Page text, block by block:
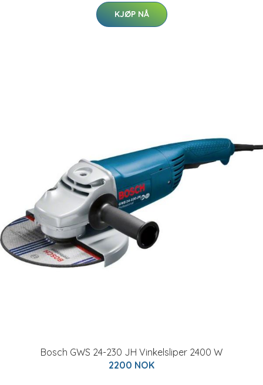
KJØP NÅ
Bosch GWS 24-230 JH Vinkelsliper 2400 W
2200 NOK